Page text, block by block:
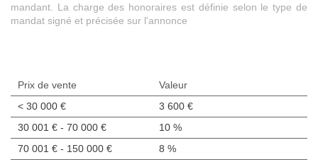
mandant. La charge des honoraires est définie selon le type de
mandat signé et précisée sur l'annonce
Prix de vente
Valeur
< 30 000 €
3 600 €
30 001 € - 70 000 €
10 %
70 001 € - 150 000 €
8 %